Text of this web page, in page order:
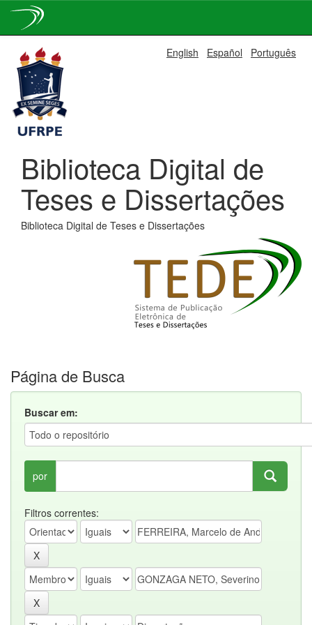
navigation
English Español Português
Biblioteca Digital de
Teses e Dissertações
Biblioteca Digital de Teses e Dissertações
Página de Busca
Buscar em:
por
Filtros correntes: